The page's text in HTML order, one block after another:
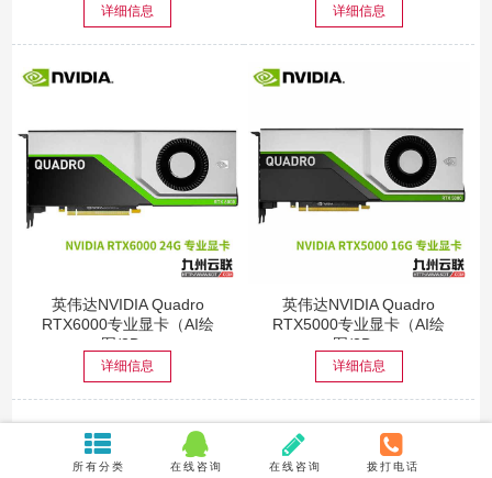
详细信息 详细信息
英伟达NVIDIA Quadro
RTX6000专业显卡（AI绘
图/3D...
详细信息
英伟达NVIDIA Quadro
RTX5000专业显卡（AI绘
图/3D...
详细信息
请登录
所有分类 在线咨询 在线咨询 拨打电话